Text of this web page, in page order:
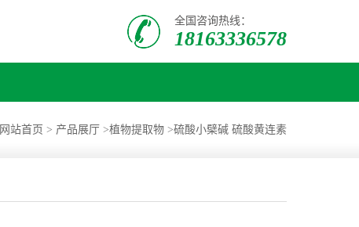
全国咨询热线：
18163336578
网站首页 > 产品展厅 >植物提取物 >硫酸小檗碱 硫酸黄连素